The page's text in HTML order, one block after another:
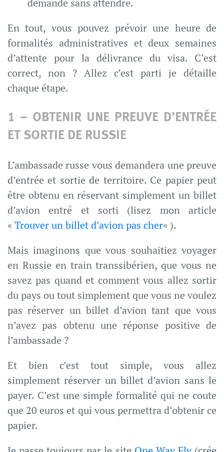
En tout, vous pouvez prévoir une heure de
formalités administratives et deux semaines
d’attente pour la délivrance du visa. C’est
correct, non ? Allez c’est parti je détaille
chaque étape.
1 – OBTENIR UNE PREUVE D’ENTRÉE
ET SORTIE DE RUSSIE
L’ambassade russe vous demandera une preuve
d’entrée et sortie de territoire. Ce papier peut
être obtenu en réservant simplement un billet
d’avion entré et sorti (lisez mon article
« Trouver un billet d’avion pas cher« ).
Mais imaginons que vous souhaitiez voyager
en Russie en train transsibérien, que vous ne
savez pas quand et comment vous allez sortir
du pays ou tout simplement que vous ne voulez
pas réserver un billet d’avion tant que vous
n’avez pas obtenu une réponse positive de
l’ambassade ?
Et bien c’est tout simple, vous allez
simplement réserver un billet d’avion sans le
payer. C’est une simple formalité qui ne coute
que 20 euros et qui vous permettra d’obtenir ce
papier.